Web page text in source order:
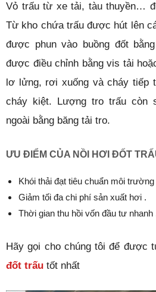
Vỏ trấu từ xe tải, tàu thuyền…
Từ kho chứa trấu được hút lên
được phun vào buồng đốt
được điều chỉnh bằng vis tải
lơ lửng, rơi xuống và cháy tiếp
cháy kiệt. Lượng tro trấu còn
ngoài bằng băng tải tro.
ƯU ĐIỂM CỦA NỒI HƠI ĐỐT
Khói thải đạt tiêu chuẩn môi
Giảm tối đa chi phí sản xuất hơi .
Thời gian thu hồi vốn đầu tư nhanh
Hãy gọi cho chúng tôi để được
đốt trấu tốt nhất